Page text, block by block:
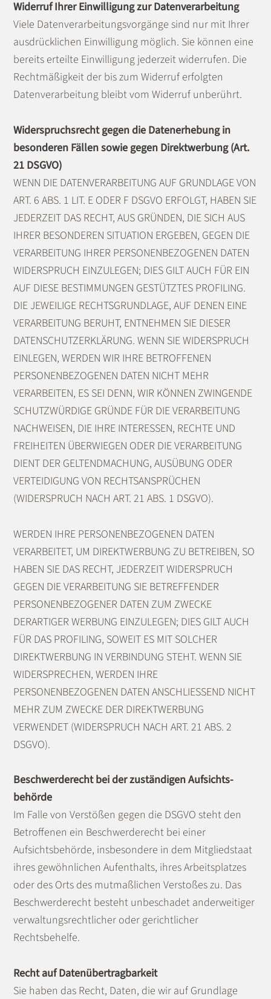
Widerruf Ihrer Einwilligung zur Datenverarbeitung
Viele Datenverarbeitungsvorgänge sind nur mit Ihrer
ausdrücklichen Einwilligung möglich. Sie können eine
bereits erteilte Einwilligung jederzeit widerrufen. Die
Rechtmäßigkeit der bis zum Widerruf erfolgten
Datenverarbeitung bleibt vom Widerruf unberührt.
Widerspruchsrecht gegen die Datenerhebung in
besonderen Fällen sowie gegen Direktwerbung (Art.
21 DSGVO)
WENN DIE DATENVERARBEITUNG AUF GRUNDLAGE VON
ART. 6 ABS. 1 LIT. E ODER F DSGVO ERFOLGT, HABEN SIE
JEDERZEIT DAS RECHT, AUS GRÜNDEN, DIE SICH AUS
IHRER BESONDEREN SITUATION ERGEBEN, GEGEN DIE
VERARBEITUNG IHRER PERSONENBEZOGENEN DATEN
WIDERSPRUCH EINZULEGEN; DIES GILT AUCH FÜR EIN
AUF DIESE BESTIMMUNGEN GESTÜTZTES PROFILING.
DIE JEWEILIGE RECHTSGRUNDLAGE, AUF DENEN EINE
VERARBEITUNG BERUHT, ENTNEHMEN SIE DIESER
DATENSCHUTZERKLÄRUNG. WENN SIE WIDERSPRUCH
EINLEGEN, WERDEN WIR IHRE BETROFFENEN
PERSONENBEZOGENEN DATEN NICHT MEHR
VERARBEITEN, ES SEI DENN, WIR KÖNNEN ZWINGENDE
SCHUTZWÜRDIGE GRÜNDE FÜR DIE VERARBEITUNG
NACHWEISEN, DIE IHRE INTERESSEN, RECHTE UND
FREIHEITEN ÜBERWIEGEN ODER DIE VERARBEITUNG
DIENT DER GELTENDMACHUNG, AUSÜBUNG ODER
VERTEIDIGUNG VON RECHTSANSPRÜCHEN
(WIDERSPRUCH NACH ART. 21 ABS. 1 DSGVO).
WERDEN IHRE PERSONENBEZOGENEN DATEN
VERARBEITET, UM DIREKTWERBUNG ZU BETREIBEN, SO
HABEN SIE DAS RECHT, JEDERZEIT WIDERSPRUCH
GEGEN DIE VERARBEITUNG SIE BETREFFENDER
PERSONENBEZOGENER DATEN ZUM ZWECKE
DERARTIGER WERBUNG EINZULEGEN; DIES GILT AUCH
FÜR DAS PROFILING, SOWEIT ES MIT SOLCHER
DIREKTWERBUNG IN VERBINDUNG STEHT. WENN SIE
WIDERSPRECHEN, WERDEN IHRE
PERSONENBEZOGENEN DATEN ANSCHLIESSEND NICHT
MEHR ZUM ZWECKE DER DIREKTWERBUNG
VERWENDET (WIDERSPRUCH NACH ART. 21 ABS. 2
DSGVO).
Beschwerde­recht bei der zuständigen Aufsichts­
behörde
Im Falle von Verstößen gegen die DSGVO steht den
Betroffenen ein Beschwerderecht bei einer
Aufsichtsbehörde, insbesondere in dem Mitgliedstaat
ihres gewöhnlichen Aufenthalts, ihres Arbeitsplatzes
oder des Orts des mutmaßlichen Verstoßes zu. Das
Beschwerderecht besteht unbeschadet anderweitiger
verwaltungsrechtlicher oder gerichtlicher
Rechtsbehelfe.
Recht auf Daten­übertrag­barkeit
Sie haben das Recht, Daten, die wir auf Grundlage